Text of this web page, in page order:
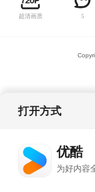
超清画质 5
打开方式
优酷
为好内容